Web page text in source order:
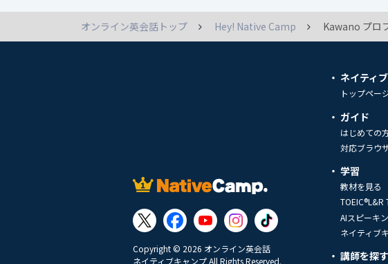
オンライン英会話トップ Hey! Native Camp Kawano プロ
Copyright © 2026 オンライン英会話
ネイティブキャンプ All Rights Reserved.
ネイティ
トップペー
ガイド
はじめての
対応ブラウ
学習
教材を見る
TOEIC®L&R
AIスピーキ
ネイティブ
講師を探す